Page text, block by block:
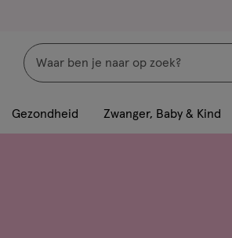
Zoeken
met
dit
Gezondheid Zwanger, Baby & Kind